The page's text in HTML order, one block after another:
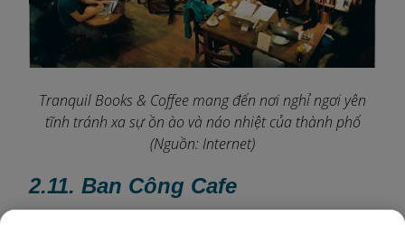
Tranquil Books & Coffee mang đến nơi nghỉ ngơi yên
tĩnh tránh xa sự ồn ào và náo nhiệt của thành phố
(Nguồn: Internet)
2.11. Ban Công Cafe